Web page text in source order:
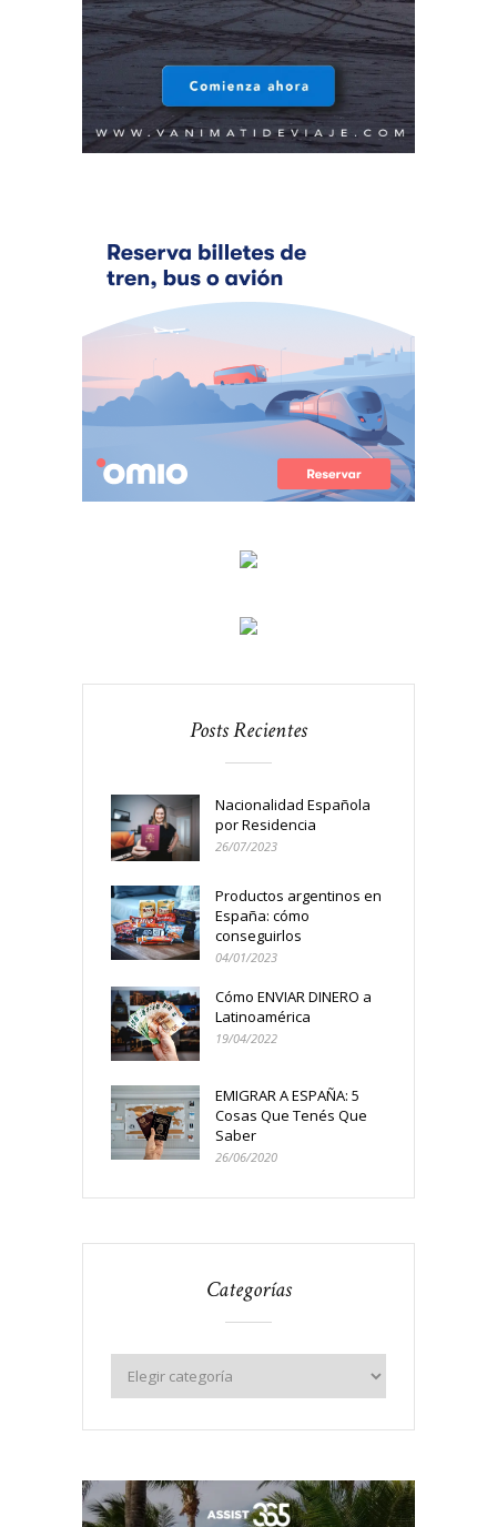
Posts Recientes
Nacionalidad Española
por Residencia
26/07/2023
Productos argentinos en
España: cómo
conseguirlos
04/01/2023
Cómo ENVIAR DINERO a
Latinoamérica
19/04/2022
EMIGRAR A ESPAÑA: 5
Cosas Que Tenés Que
Saber
26/06/2020
Categorías